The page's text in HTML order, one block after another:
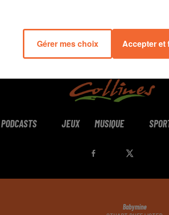
PODCASTS JEUX MUSIQUE
Babymine
Gérer mes choix Accepter et